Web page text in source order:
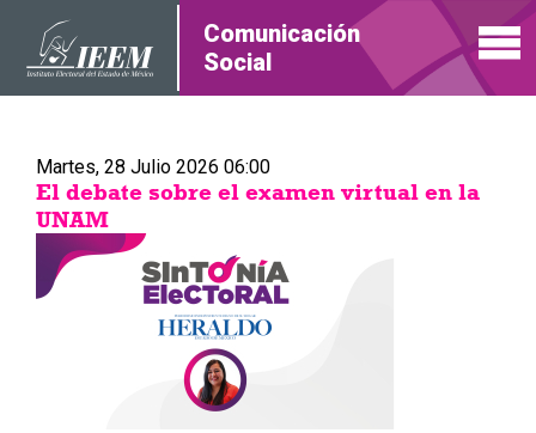
Comunicación
Social
Martes, 28 Julio 2026 06:00
El debate sobre el examen virtual en la
UNAM